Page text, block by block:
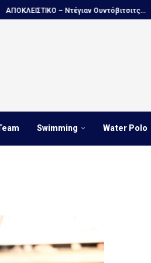
– Ντέγιαν Ουντόβιτσιτς...
Swimming Water Polo